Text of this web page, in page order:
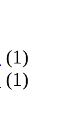
(1)
(1)